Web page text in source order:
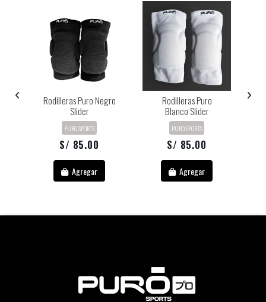
Rodilleras Puro Negro
Slider
PURO SPORTS
S/ 85.00
Agregar
Rodilleras Puro
Blanco Slider
PURO SPORTS
S/ 85.00
Agregar